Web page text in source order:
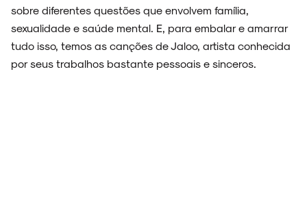
sobre diferentes questões que envolvem família,
sexualidade e saúde mental. E, para embalar e amarrar
tudo isso, temos as canções de Jaloo, artista conhecida
por seus trabalhos bastante pessoais e sinceros.